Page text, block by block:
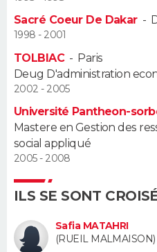
Alimentation
Guide de la santé
Maladies
Médicaments
Sommeil
VOYAGE
Destinations
City break
Voyage nature
Voyage de noces
Forum
Climat
PHOTO
BONS PLANS
CARTE DE VOEUX
DICTIONNAIRE
Dictionnaire
Biographies
Citations
Expressions
Proverbes
PROGRAMME TV
Sacré Coeur De Dakar-
1998 - 2001
TOLBIAC- Paris
Deug D'administration
2002 - 2005
Université Pantheon-
Mastere en Gestion des
social appliqué
2005 - 2008
ILS SE SONT
Safia MATAHRI
(RUEIL MALMAISON)